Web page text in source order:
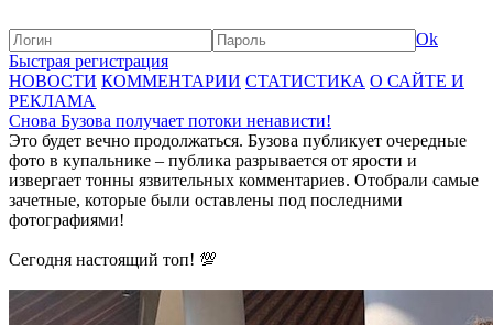
Ok
Быстрая регистрация
НОВОСТИ КОММЕНТАРИИ СТАТИСТИКА О САЙТЕ И
РЕКЛАМА
Снова Бузова получает потоки ненависти!
Это будет вечно продолжаться. Бузова публикует очередные
фото в купальнике – публика разрывается от ярости и
извергает тонны язвительных комментариев. Отобрали самые
зачетные, которые были оставлены под последними
фотографиями!
Сегодня настоящий топ! 💯